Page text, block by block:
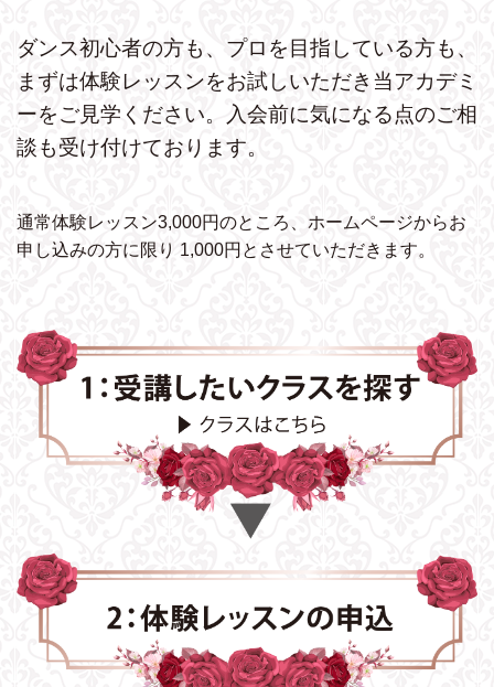
ダンス初心者の方も、プロを目指している方も、
まずは体験レッスンをお試しいただき 当アカデミ
ーをご見学ください。
入会前に気になる点のご相
談も受け付けております。
通常体験レッスン3,000円のところ、ホームページからお
申し込みの方に限り 1,000円とさせていただきます。